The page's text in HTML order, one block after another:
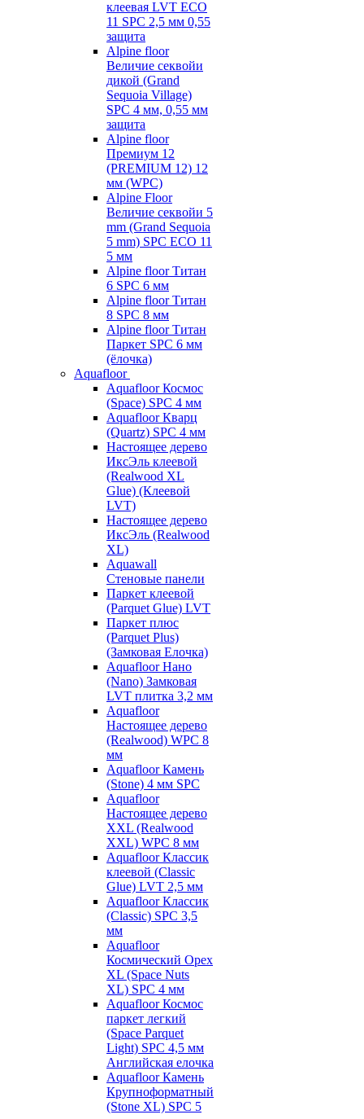
клеевая LVT ECO
11 SPC 2,5 мм 0,55
защита
Alpine floor
Величие секвойи
дикой (Grand
Sequoia Village)
SPC 4 мм, 0,55 мм
защита
Alpine floor
Премиум 12
(PREMIUM 12) 12
мм (WPC)
Alpine Floor
Величие секвойи 5
mm (Grand Sequoia
5 mm) SPC ECO 11
5 мм
Alpine floor Титан
6 SPC 6 мм
Alpine floor Титан
8 SPC 8 мм
Alpine floor Титан
Паркет SPC 6 мм
(ёлочка)
Aquafloor
Aquafloor Космос
(Space) SPC 4 мм
Aquafloor Кварц
(Quartz) SPC 4 мм
Настоящее дерево
ИксЭль клеевой
(Realwood XL
Glue) (Клеевой
LVT)
Настоящее дерево
ИксЭль (Realwood
XL)
Aquawall
Стеновые панели
Паркет клеевой
(Parquet Glue) LVT
Паркет плюс
(Parquet Plus)
(Замковая Елочка)
Aquafloor Нано
(Nano) Замковая
LVT плитка 3,2 мм
Aquafloor
Настоящее дерево
(Realwood) WPC 8
мм
Aquafloor Камень
(Stone) 4 мм SPC
Aquafloor
Настоящее дерево
XXL (Realwood
XXL) WPC 8 мм
Aquafloor Классик
клеевой (Classic
Glue) LVT 2,5 мм
Aquafloor Классик
(Classic) SPC 3,5
мм
Aquafloor
Космический Орех
XL (Space Nuts
XL) SPC 4 мм
Aquafloor Космос
паркет легкий
(Space Parquet
Light) SPC 4,5 мм
Английская елочка
Aquafloor Камень
Крупноформатный
(Stone XL) SPC 5